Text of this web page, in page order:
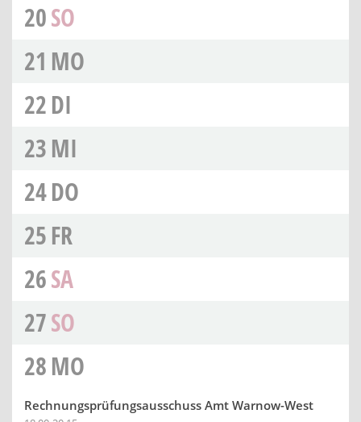
20SO
21 MO
22DI
23MI
24DO
25FR
26SA
27SO
28MO
Rechnungsprüfungsausschuss Amt Warnow-West